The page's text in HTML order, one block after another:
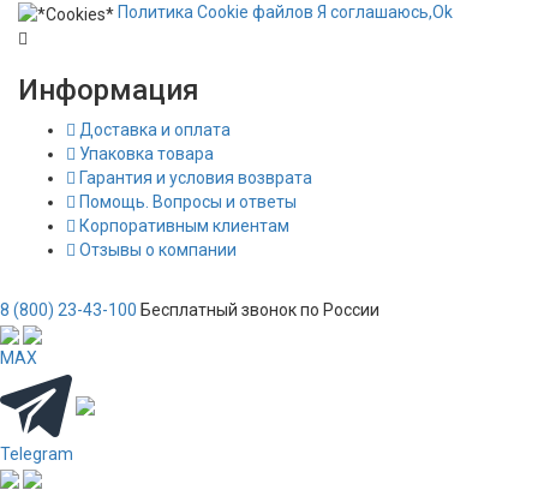
ПолитикаСookie файлов Я соглашаюсь,Ok
Информация
Доставка и оплата
Упаковка товара
Гарантия и условия возврата
Помощь. Вопросы и ответы
Корпоративным клиентам
Отзывы о компании
8 (800) 23-43-100 Бесплатный звонок по России
MAX
Telegram